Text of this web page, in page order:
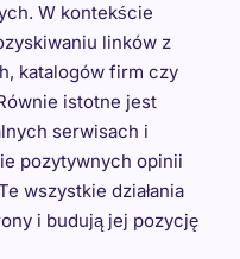
W kontekście
linków z
katalogów firm czy
istotne jest
serwisach i
pozytywnych opinii
wszystkie działania
i budują jej pozycję